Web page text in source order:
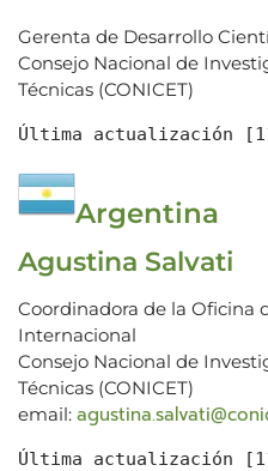
Gerenta de Desarrollo
Consejo Nacional de
Técnicas (CONICET)
Última actualización
Argentina
Agustina Salvati
Coordinadora de la Oficina
Internacional
Consejo Nacional de
Técnicas (CONICET)
email:
Última actualización